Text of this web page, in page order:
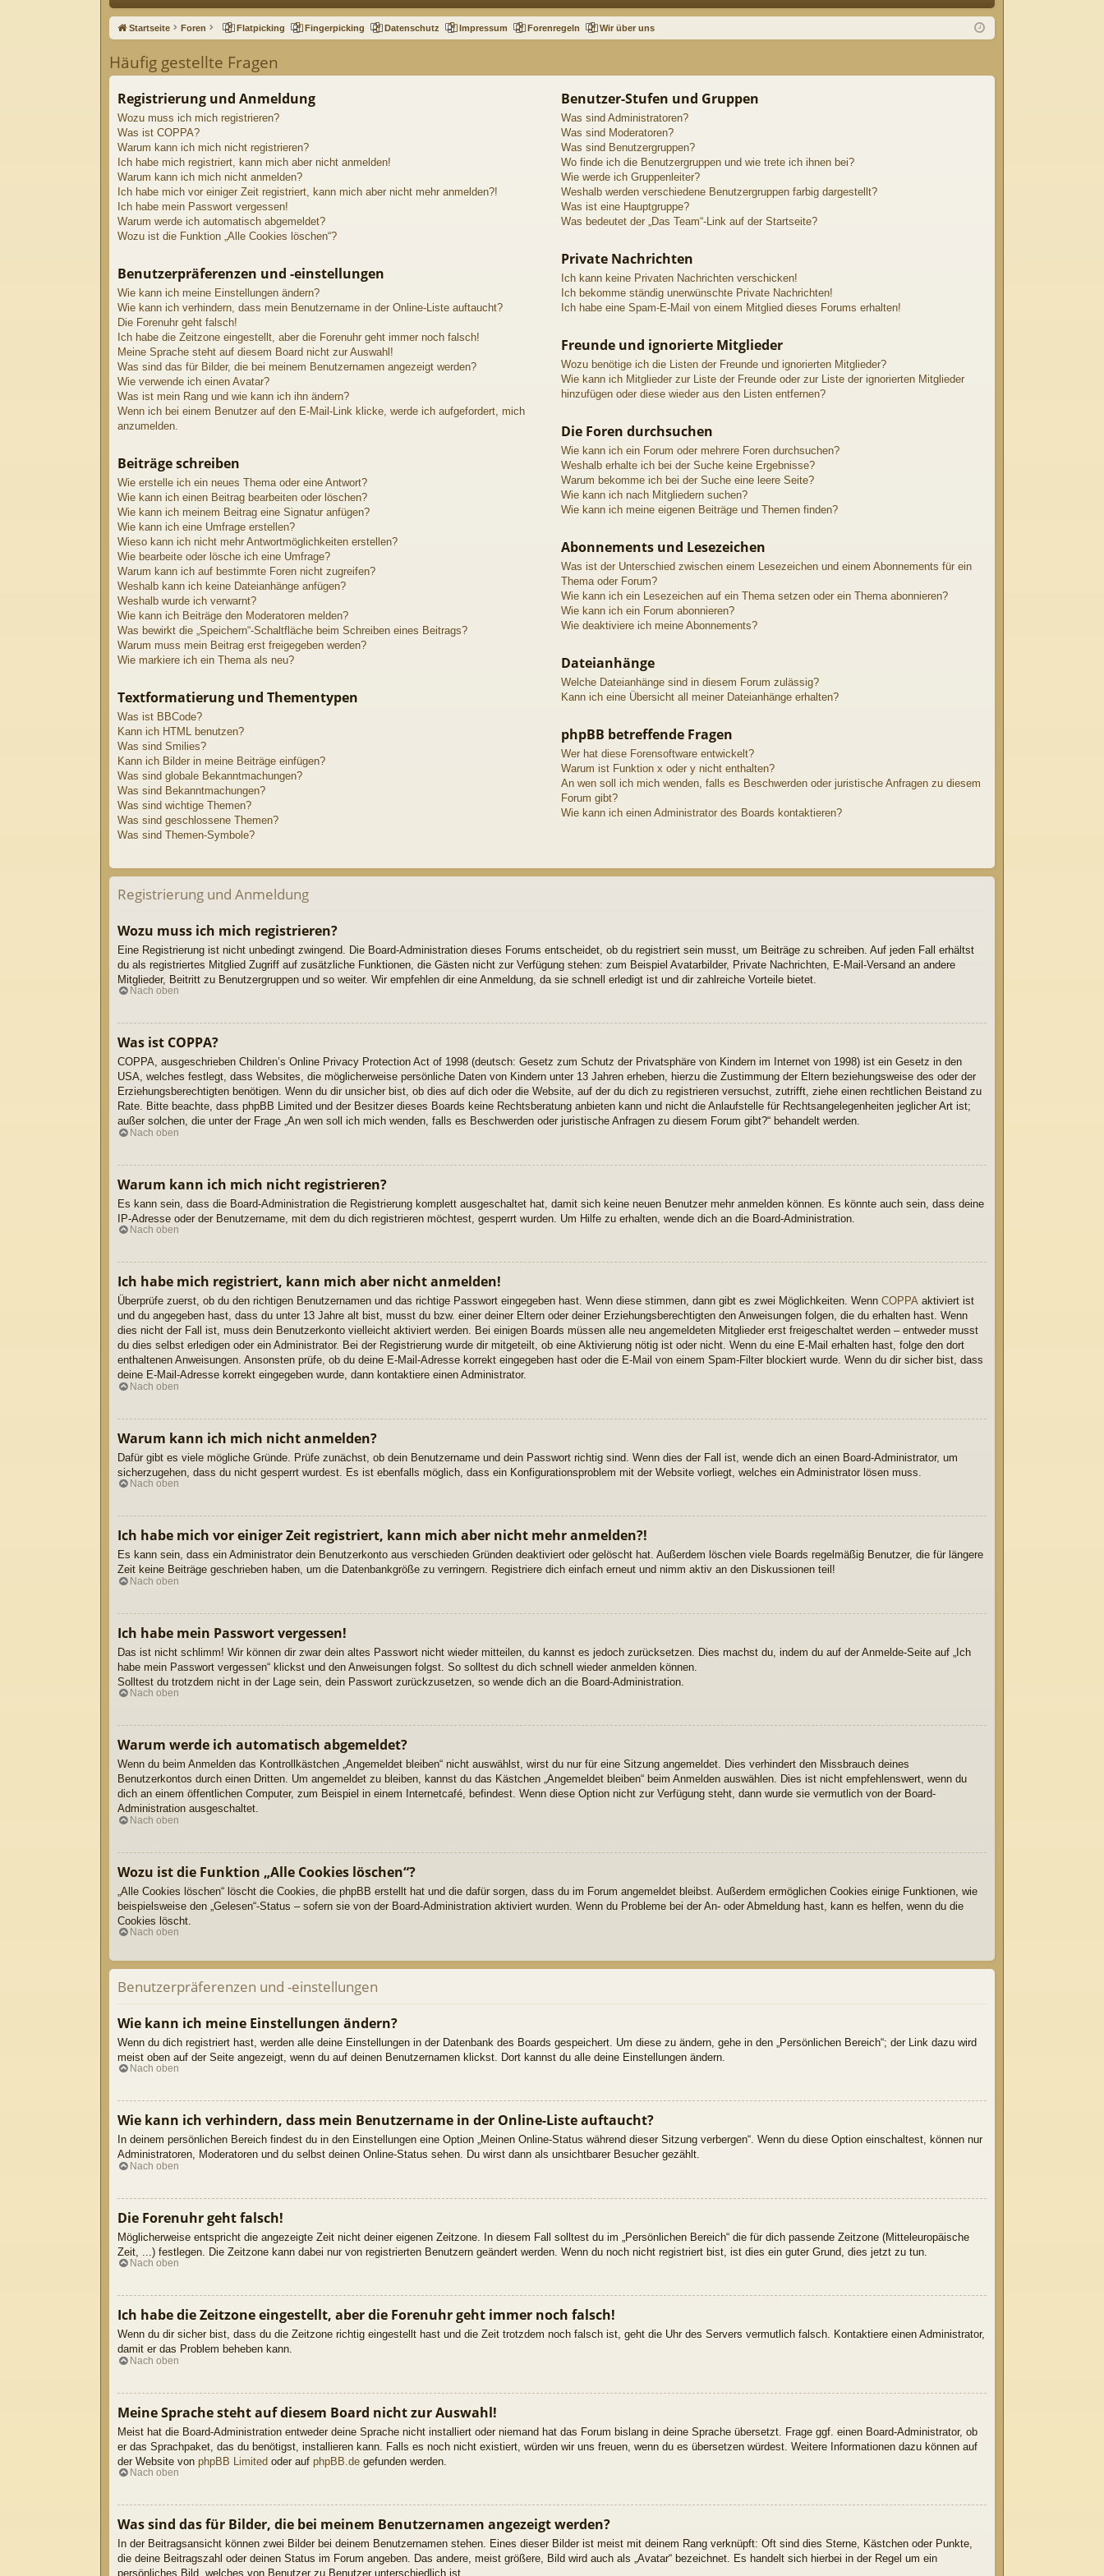
ne
ug
Q m ist
Startseite Foren Flatpicking Fingerpicking Datenschutz Impressum Forenregeln Wir über uns
Häufig gestellte Fragen
Registrierung und Anmeldung
Wozu muss ich mich registrieren?
Was ist COPPA?
Warum kann ich mich nicht registrieren?
Ich habe mich registriert, kann mich aber nicht anmelden!
Warum kann ich mich nicht anmelden?
Ich habe mich vor einiger Zeit registriert, kann mich aber nicht mehr anmelden?!
Ich habe mein Passwort vergessen!
Warum werde ich automatisch abgemeldet?
Wozu ist die Funktion „Alle Cookies löschen“?
Benutzerpräferenzen und -einstellungen
Wie kann ich meine Einstellungen ändern?
Wie kann ich verhindern, dass mein Benutzername in der Online-Liste auftaucht?
Die Forenuhr geht falsch!
Ich habe die Zeitzone eingestellt, aber die Forenuhr geht immer noch falsch!
Meine Sprache steht auf diesem Board nicht zur Auswahl!
Was sind das für Bilder, die bei meinem Benutzernamen angezeigt werden?
Wie verwende ich einen Avatar?
Was ist mein Rang und wie kann ich ihn ändern?
Wenn ich bei einem Benutzer auf den E-Mail-Link klicke, werde ich aufgefordert, mich
anzumelden.
Beiträge schreiben
Wie erstelle ich ein neues Thema oder eine Antwort?
Wie kann ich einen Beitrag bearbeiten oder löschen?
Wie kann ich meinem Beitrag eine Signatur anfügen?
Wie kann ich eine Umfrage erstellen?
Wieso kann ich nicht mehr Antwortmöglichkeiten erstellen?
Wie bearbeite oder lösche ich eine Umfrage?
Warum kann ich auf bestimmte Foren nicht zugreifen?
Weshalb kann ich keine Dateianhänge anfügen?
Weshalb wurde ich verwarnt?
Wie kann ich Beiträge den Moderatoren melden?
Was bewirkt die „Speichern“-Schaltfläche beim Schreiben eines Beitrags?
Warum muss mein Beitrag erst freigegeben werden?
Wie markiere ich ein Thema als neu?
Textformatierung und Thementypen
Was ist BBCode?
Kann ich HTML benutzen?
Was sind Smilies?
Kann ich Bilder in meine Beiträge einfügen?
Was sind globale Bekanntmachungen?
Was sind Bekanntmachungen?
Was sind wichtige Themen?
Was sind geschlossene Themen?
Was sind Themen-Symbole?
Benutzer-Stufen und Gruppen
Was sind Administratoren?
Was sind Moderatoren?
Was sind Benutzergruppen?
Wo finde ich die Benutzergruppen und wie trete ich ihnen bei?
Wie werde ich Gruppenleiter?
Weshalb werden verschiedene Benutzergruppen farbig dargestellt?
Was ist eine Hauptgruppe?
Was bedeutet der „Das Team“-Link auf der Startseite?
Private Nachrichten
Ich kann keine Privaten Nachrichten verschicken!
Ich bekomme ständig unerwünschte Private Nachrichten!
Ich habe eine Spam-E-Mail von einem Mitglied dieses Forums erhalten!
Freunde und ignorierte Mitglieder
Wozu benötige ich die Listen der Freunde und ignorierten Mitglieder?
Wie kann ich Mitglieder zur Liste der Freunde oder zur Liste der ignorierten Mitglieder
hinzufügen oder diese wieder aus den Listen entfernen?
Die Foren durchsuchen
Wie kann ich ein Forum oder mehrere Foren durchsuchen?
Weshalb erhalte ich bei der Suche keine Ergebnisse?
Warum bekomme ich bei der Suche eine leere Seite?
Wie kann ich nach Mitgliedern suchen?
Wie kann ich meine eigenen Beiträge und Themen finden?
Abonnements und Lesezeichen
Was ist der Unterschied zwischen einem Lesezeichen und einem Abonnements für ein
Thema oder Forum?
Wie kann ich ein Lesezeichen auf ein Thema setzen oder ein Thema abonnieren?
Wie kann ich ein Forum abonnieren?
Wie deaktiviere ich meine Abonnements?
Dateianhänge
Welche Dateianhänge sind in diesem Forum zulässig?
Kann ich eine Übersicht all meiner Dateianhänge erhalten?
phpBB betreffende Fragen
Wer hat diese Forensoftware entwickelt?
Warum ist Funktion x oder y nicht enthalten?
An wen soll ich mich wenden, falls es Beschwerden oder juristische Anfragen zu diesem
Forum gibt?
Wie kann ich einen Administrator des Boards kontaktieren?
Registrierung und Anmeldung
Wozu muss ich mich registrieren?
Eine Registrierung ist nicht unbedingt zwingend. Die Board-Administration dieses Forums entscheidet, ob du registriert sein musst, um Beiträge zu schreiben. Auf jeden Fall erhältst
du als registriertes Mitglied Zugriff auf zusätzliche Funktionen, die Gästen nicht zur Verfügung stehen: zum Beispiel Avatarbilder, Private Nachrichten, E-Mail-Versand an andere
Mitglieder, Beitritt zu Benutzergruppen und so weiter. Wir empfehlen dir eine Anmeldung, da sie schnell erledigt ist und dir zahlreiche Vorteile bietet.
Nach oben
Was ist COPPA?
COPPA, ausgeschrieben Children’s Online Privacy Protection Act of 1998 (deutsch: Gesetz zum Schutz der Privatsphäre von Kindern im Internet von 1998) ist ein Gesetz in den
USA, welches festlegt, dass Websites, die möglicherweise persönliche Daten von Kindern unter 13 Jahren erheben, hierzu die Zustimmung der Eltern beziehungsweise des oder der
Erziehungsberechtigten benötigen. Wenn du dir unsicher bist, ob dies auf dich oder die Website, auf der du dich zu registrieren versuchst, zutrifft, ziehe einen rechtlichen Beistand zu
Rate. Bitte beachte, dass phpBB Limited und der Besitzer dieses Boards keine Rechtsberatung anbieten kann und nicht die Anlaufstelle für Rechtsangelegenheiten jeglicher Art ist;
außer solchen, die unter der Frage „An wen soll ich mich wenden, falls es Beschwerden oder juristische Anfragen zu diesem Forum gibt?“ behandelt werden.
Nach oben
Warum kann ich mich nicht registrieren?
Es kann sein, dass die Board-Administration die Registrierung komplett ausgeschaltet hat, damit sich keine neuen Benutzer mehr anmelden können. Es könnte auch sein, dass deine
IP-Adresse oder der Benutzername, mit dem du dich registrieren möchtest, gesperrt wurden. Um Hilfe zu erhalten, wende dich an die Board-Administration.
Nach oben
Ich habe mich registriert, kann mich aber nicht anmelden!
Überprüfe zuerst, ob du den richtigen Benutzernamen und das richtige Passwort eingegeben hast. Wenn diese stimmen, dann gibt es zwei Möglichkeiten. Wenn COPPA aktiviert ist
und du angegeben hast, dass du unter 13 Jahre alt bist, musst du bzw. einer deiner Eltern oder deiner Erziehungsberechtigten den Anweisungen folgen, die du erhalten hast. Wenn
dies nicht der Fall ist, muss dein Benutzerkonto vielleicht aktiviert werden. Bei einigen Boards müssen alle neu angemeldeten Mitglieder erst freigeschaltet werden – entweder musst
du dies selbst erledigen oder ein Administrator. Bei der Registrierung wurde dir mitgeteilt, ob eine Aktivierung nötig ist oder nicht. Wenn du eine E-Mail erhalten hast, folge den dort
enthaltenen Anweisungen. Ansonsten prüfe, ob du deine E-Mail-Adresse korrekt eingegeben hast oder die E-Mail von einem Spam-Filter blockiert wurde. Wenn du dir sicher bist, dass
deine E-Mail-Adresse korrekt eingegeben wurde, dann kontaktiere einen Administrator.
Nach oben
Warum kann ich mich nicht anmelden?
Dafür gibt es viele mögliche Gründe. Prüfe zunächst, ob dein Benutzername und dein Passwort richtig sind. Wenn dies der Fall ist, wende dich an einen Board-Administrator, um
sicherzugehen, dass du nicht gesperrt wurdest. Es ist ebenfalls möglich, dass ein Konfigurationsproblem mit der Website vorliegt, welches ein Administrator lösen muss.
Nach oben
Ich habe mich vor einiger Zeit registriert, kann mich aber nicht mehr anmelden?!
Es kann sein, dass ein Administrator dein Benutzerkonto aus verschieden Gründen deaktiviert oder gelöscht hat. Außerdem löschen viele Boards regelmäßig Benutzer, die für längere
Zeit keine Beiträge geschrieben haben, um die Datenbankgröße zu verringern. Registriere dich einfach erneut und nimm aktiv an den Diskussionen teil!
Nach oben
Ich habe mein Passwort vergessen!
Das ist nicht schlimm! Wir können dir zwar dein altes Passwort nicht wieder mitteilen, du kannst es jedoch zurücksetzen. Dies machst du, indem du auf der Anmelde-Seite auf „Ich
habe mein Passwort vergessen“ klickst und den Anweisungen folgst. So solltest du dich schnell wieder anmelden können.
Solltest du trotzdem nicht in der Lage sein, dein Passwort zurückzusetzen, so wende dich an die Board-Administration.
Nach oben
Warum werde ich automatisch abgemeldet?
Wenn du beim Anmelden das Kontrollkästchen „Angemeldet bleiben“ nicht auswählst, wirst du nur für eine Sitzung angemeldet. Dies verhindert den Missbrauch deines
Benutzerkontos durch einen Dritten. Um angemeldet zu bleiben, kannst du das Kästchen „Angemeldet bleiben“ beim Anmelden auswählen. Dies ist nicht empfehlenswert, wenn du
dich an einem öffentlichen Computer, zum Beispiel in einem Internetcafé, befindest. Wenn diese Option nicht zur Verfügung steht, dann wurde sie vermutlich von der Board-
Administration ausgeschaltet.
Nach oben
Wozu ist die Funktion „Alle Cookies löschen“?
„Alle Cookies löschen“ löscht die Cookies, die phpBB erstellt hat und die dafür sorgen, dass du im Forum angemeldet bleibst. Außerdem ermöglichen Cookies einige Funktionen, wie
beispielsweise den „Gelesen“-Status – sofern sie von der Board-Administration aktiviert wurden. Wenn du Probleme bei der An- oder Abmeldung hast, kann es helfen, wenn du die
Cookies löscht.
Nach oben
Benutzerpräferenzen und -einstellungen
Wie kann ich meine Einstellungen ändern?
Wenn du dich registriert hast, werden alle deine Einstellungen in der Datenbank des Boards gespeichert. Um diese zu ändern, gehe in den „Persönlichen Bereich“; der Link dazu wird
meist oben auf der Seite angezeigt, wenn du auf deinen Benutzernamen klickst. Dort kannst du alle deine Einstellungen ändern.
Nach oben
Wie kann ich verhindern, dass mein Benutzername in der Online-Liste auftaucht?
In deinem persönlichen Bereich findest du in den Einstellungen eine Option „Meinen Online-Status während dieser Sitzung verbergen“. Wenn du diese Option einschaltest, können nur
Administratoren, Moderatoren und du selbst deinen Online-Status sehen. Du wirst dann als unsichtbarer Besucher gezählt.
Nach oben
Die Forenuhr geht falsch!
Möglicherweise entspricht die angezeigte Zeit nicht deiner eigenen Zeitzone. In diesem Fall solltest du im „Persönlichen Bereich“ die für dich passende Zeitzone (Mitteleuropäische
Zeit, ...) festlegen. Die Zeitzone kann dabei nur von registrierten Benutzern geändert werden. Wenn du noch nicht registriert bist, ist dies ein guter Grund, dies jetzt zu tun.
Nach oben
Ich habe die Zeitzone eingestellt, aber die Forenuhr geht immer noch falsch!
Wenn du dir sicher bist, dass du die Zeitzone richtig eingestellt hast und die Zeit trotzdem noch falsch ist, geht die Uhr des Servers vermutlich falsch. Kontaktiere einen Administrator,
damit er das Problem beheben kann.
Nach oben
Meine Sprache steht auf diesem Board nicht zur Auswahl!
Meist hat die Board-Administration entweder deine Sprache nicht installiert oder niemand hat das Forum bislang in deine Sprache übersetzt. Frage ggf. einen Board-Administrator, ob
er das Sprachpaket, das du benötigst, installieren kann. Falls es noch nicht existiert, würden wir uns freuen, wenn du es übersetzen würdest. Weitere Informationen dazu können auf
der Website von phpBB Limited oder auf phpBB.de gefunden werden.
Nach oben
Was sind das für Bilder, die bei meinem Benutzernamen angezeigt werden?
In der Beitragsansicht können zwei Bilder bei deinem Benutzernamen stehen. Eines dieser Bilder ist meist mit deinem Rang verknüpft: Oft sind dies Sterne, Kästchen oder Punkte,
die deine Beitragszahl oder deinen Status im Forum angeben. Das andere, meist größere, Bild wird auch als „Avatar“ bezeichnet. Es handelt sich hierbei in der Regel um ein
persönliches Bild, welches von Benutzer zu Benutzer unterschiedlich ist.